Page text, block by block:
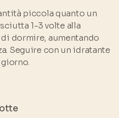
ISOPALMITATO DI
SEMI DI LINUM
DI RISO ORYZA
DI GERMINE DI RISO
3
• TOCOFEROLO
piccola quanto un
1-3 volte alla
dormire, aumentando
Seguire con un idratante